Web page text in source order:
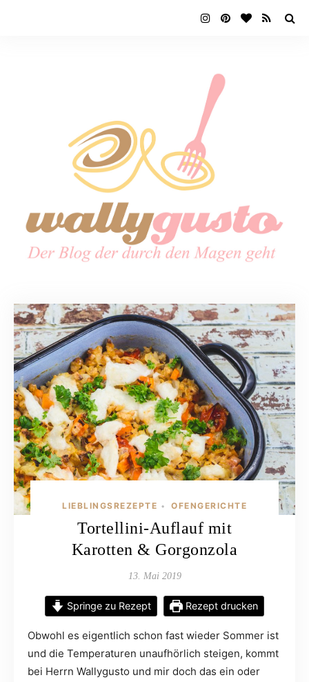
LIEBLINGSREZEPTE • OFENGERICHTE
Tortellini-Auflauf mit
Karotten & Gorgonzola
13. Mai 2019
Springe zu Rezept Rezept drucken
Obwohl es eigentlich schon fast wieder Sommer ist
und die Temperaturen unaufhörlich steigen, kommt
bei Herrn Wallygusto und mir doch das ein oder